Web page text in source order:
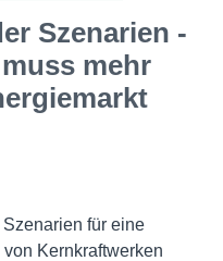
Szenarien -
mehr
für eine
Kernkraftwerken